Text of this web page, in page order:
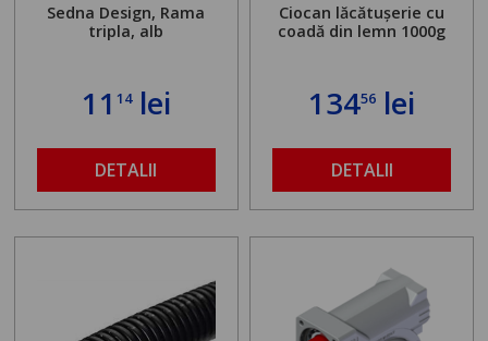
Sedna Design, Rama
tripla, alb
11 14lei
DETALII
Ciocan lăcătușerie cu
coadă din lemn 1000g
13456 lei
DETALII